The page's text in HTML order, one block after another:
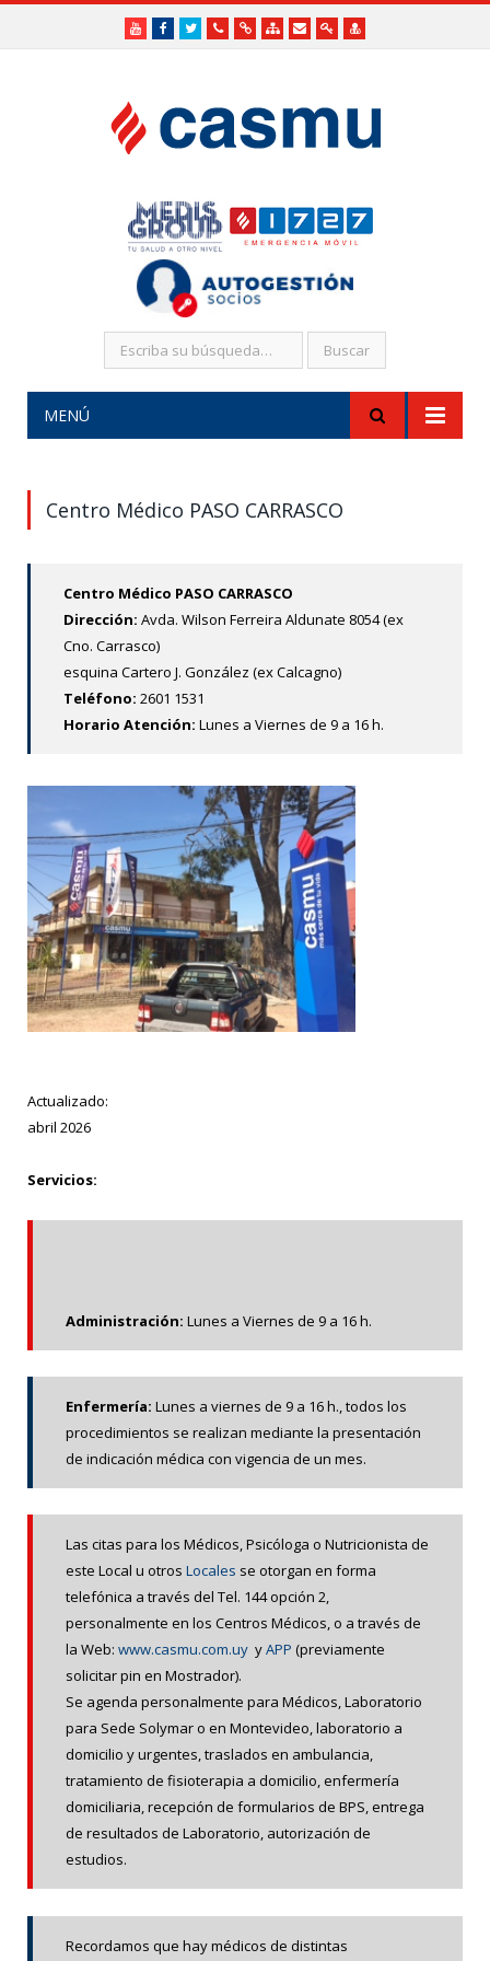
YoutubeFacebook
TwitterTeléfonos
EnlacesMapaFormularios
AccesoAcceso
MENÚ
Centro Médico PASO CARRASCO
Centro Médico PASO CARRASCO
Dirección: Avda. Wilson Ferreira Aldunate 8054 (ex
Cno. Carrasco)
esquina Cartero J. González (ex Calcagno)
Teléfono: 2601 1531
Horario Atención: Lunes a Viernes de 9 a 16 h.
Actualizado:
abril 2026
Servicios:
Administración: Lunes a Viernes de 9 a 16 h.
Enfermería: Lunes a viernes de 9 a 16 h., todos los
procedimientos se realizan mediante la presentación
de indicación médica con vigencia de un mes.
Las citas para los Médicos, Psicóloga o Nutricionista de
este Local u otros Locales se otorgan en forma
telefónica a través del Tel. 144 opción 2,
personalmente en los Centros Médicos, o a través de
la Web: www.casmu.com.uy yAPP (previamente
solicitar pin en Mostrador).
Se agenda personalmente para Médicos, Laboratorio
para Sede Solymar o en Montevideo, laboratorio a
domicilio y urgentes, traslados en ambulancia,
tratamiento de fisioterapia a domicilio, enfermería
domiciliaria, recepción de formularios de BPS, entrega
de resultados de Laboratorio, autorización de
estudios.
Recordamos que hay médicos de distintas